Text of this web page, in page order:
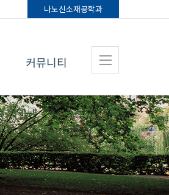
나노신소재공학과
커뮤니티